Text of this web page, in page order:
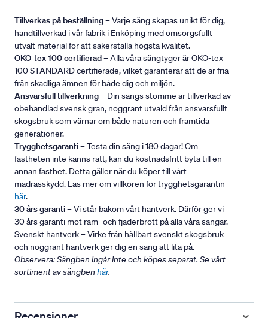
Tillverkas på beställning– Varje säng skapas unikt för dig,
handtillverkad i vår fabrik i Enköping med omsorgsfullt
utvalt material för att säkerställa högsta kvalitet.
ÖKO-tex 100 certifierad– Alla våra sängtyger är ÖKO-tex
100 STANDARD certifierade, vilket garanterar att de är fria
från skadliga ämnen för både dig och miljön.
Ansvarsfull tillverkning– Din sängs stomme är tillverkad av
obehandlad svensk gran, noggrant utvald från ansvarsfullt
skogsbruk som värnar om både naturen och framtida
generationer.
Trygghetsgaranti– Testa din säng i 180 dagar! Om
fastheten inte känns rätt, kan du kostnadsfritt byta till en
annan fasthet. Detta gäller när du köper till vårt
madrasskydd. Läs mer om villkoren för trygghetsgarantin
här.
30 års garanti– Vi står bakom vårt hantverk. Därför ger vi
30 års garanti mot ram- och fjäderbrott på alla våra sängar.
Svenskt hantverk – Virke från hållbart svenskt skogsbruk
och noggrant hantverk ger dig en säng att lita på.
Observera: Sängben ingår inte och köpes separat. Se vårt
sortiment av sängben här.